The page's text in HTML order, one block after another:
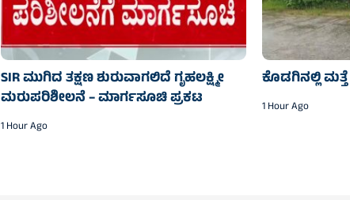
SIR ಮುಗಿದ ತಕ್ಷಣ ಶುರುವಾಗಲಿದೆ ಗೃಹಲಕ್ಷ್ಮೀ
ಮರುಪರಿಶೀಲನೆ – ಮಾರ್ಗಸೂಚಿ ಪ್ರಕಟ
1 Hour Ago
ಕೊಡಗಿನಲ್ಲಿ
1 Hour Ago